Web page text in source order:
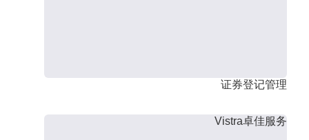
证券登记管理
Vistra卓佳服务